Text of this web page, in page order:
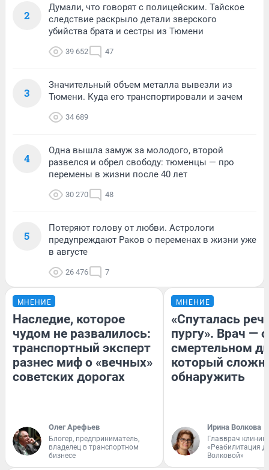
2
Думали, что говорят с полицейским. Тайское
следствие раскрыло детали зверского
убийства брата и сестры из Тюмени
39 652 47
3
Значительный объем металла вывезли из
Тюмени. Куда его транспортировали и зачем
34 689
4
Одна вышла замуж за молодого, второй
развелся и обрел свободу: тюменцы — про
перемены в жизни после 40 лет
30 270 48
5
Потеряют голову от любви. Астрологи
предупреждают Раков о переменах в жизни уже
в августе
26 476 7
МНЕНИЕ
Наследие, которое
чудом не развалилось:
транспортный эксперт
разнес миф о «вечных»
советских дорогах
Олег Арефьев
Блогер, предприниматель,
владелец в транспортном
бизнесе
МНЕНИЕ
«Спуталась
пургу». Врач — о
смертельном
который
обнаружить
Ирина Волкова
Главврач
«Реабилитация
Волковой»